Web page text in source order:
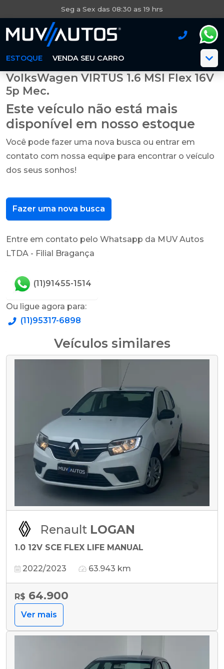
Seg a Sex das 08:30 as 19 hrs
ESTOQUE VENDA SEU CARRO
VolksWagen VIRTUS 1.6 MSI Flex 16V
5p Mec.
Este veículo não está mais
disponível em nosso estoque
Você pode fazer uma nova busca ou entrar em
contato com nossa equipe para encontrar o veículo
dos seus sonhos!
Fazer uma nova busca
Entre em contato pelo Whatsapp da MUV Autos
LTDA - Filial Bragança
(11)91455-1514
Ou ligue agora para:
(11)95317-6898
Veículos similares
Renault LOGAN
1.0 12V SCE FLEX LIFE MANUAL
2022/2023 63.943 km
R$ 64.900
Ver mais